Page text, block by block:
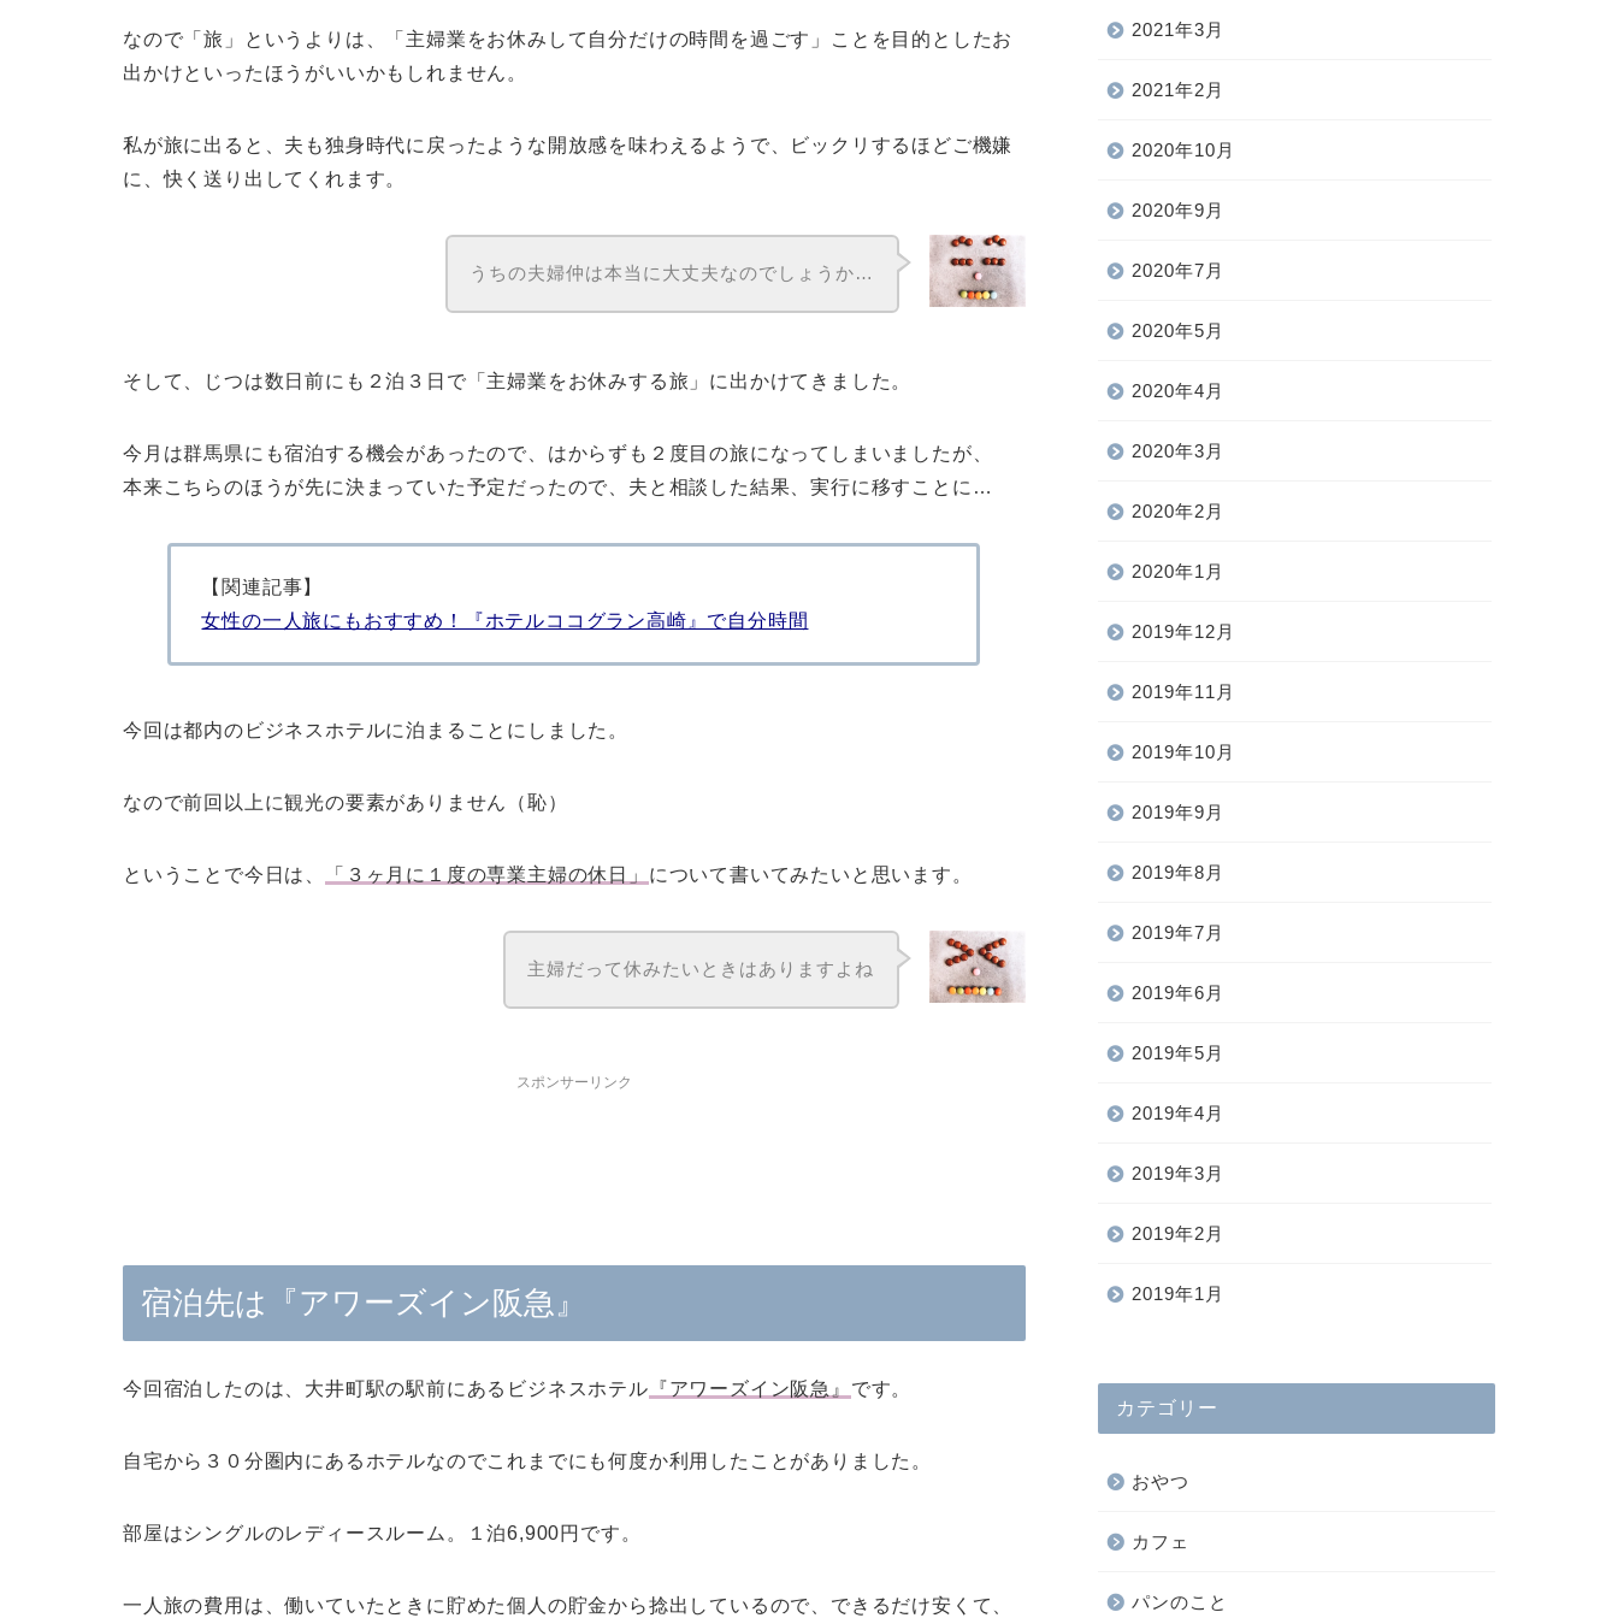
なので「旅」というよりは、 「主婦業をお休みして自分だけの時間を過ごす」
ことを目的としたお
出かけといったほうがいいかもしれません。
私が旅に出ると、夫も独身時代に戻ったような開放感を味わえるようで、ビックリするほどご機嫌
に、快く送り出してくれます。
うちの夫婦仲は本当に大丈夫なのでしょうか…
そして、じつは数日前にも２泊３日で「主婦業をお休みする旅」に出かけてきました。
今月は群馬県にも宿泊する機会があったので、はからずも２度目の旅になってしまいましたが、
本来こちらのほうが先に決まっていた予定だったので、夫と相談した結果、実行に移すことに…
【関連記事】
女性の一人旅にもおすすめ！『ホテルココグラン高崎』で自分時間
今回は都内のビジネスホテルに泊まることにしました。
なので前回以上に観光の要素がありません（恥）
ということで今日は、 「３ヶ月に１度の専業主婦の休日」 について書いてみたいと思います。
主婦だって休みたいときはありますよね
スポンサーリンク
宿泊先は『アワーズイン阪急』
今回宿泊したのは、大井町駅の駅前にあるビジネスホテル 『アワーズイン阪急』 です。
自宅から３０分圏内にあるホテルなのでこれまでにも何度か利用したことがありました。
部屋はシングルのレディースルーム。 １泊6,900円 です。
一人旅の費用は、働いていたときに貯めた個人の貯金から捻出しているので、できるだけ安くて、
2021年3月
2021年2月
2020年10月
2020年9月
2020年7月
2020年5月
2020年4月
2020年3月
2020年2月
2020年1月
2019年12月
2019年11月
2019年10月
2019年9月
2019年8月
2019年7月
2019年6月
2019年5月
2019年4月
2019年3月
2019年2月
2019年1月
カテゴリー
おやつ
カフェ
パンのこと